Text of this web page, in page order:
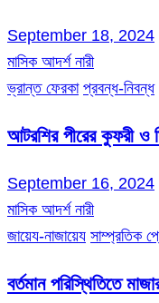
September 18, 2024
মাসিক আদর্শ নারী
ভ্রান্ত ফেরকা প্রবন্ধ-নিবন্ধ
আটরশির পীরের কুফরী ও
September 16, 2024
মাসিক আদর্শ নারী
জায়েয-নাজায়েয সাম্প্রতিক
বর্তমান পরিস্থিতিতে